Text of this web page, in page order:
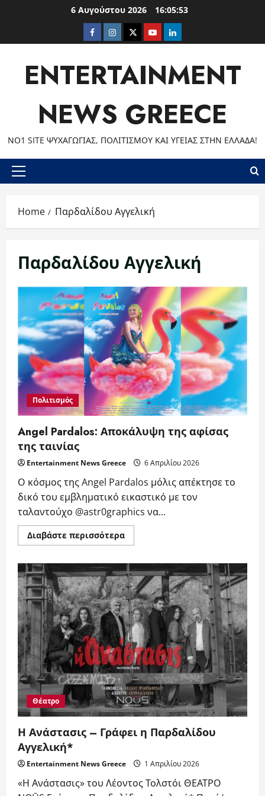
6 Αυγούστου 2026 16:05:54
Facebook
Instagram
TwitterYoutubeLinkedIn
ENTERTAINMENT
NEWS GREECE
ΝΟ1 SITE ΨΥΧΑΓΩΓΊΑΣ, ΠΟΛΙΤΙΣΜΟΎ ΚΑΙ ΥΓΕΊΑΣ ΣΤΗΝ ΕΛΛΆΔΑ!
Primary
Home Παρδαλίδου Αγγελική
Παρδαλίδου Αγγελική
Πολιτισμός
Angel Pardalos: Αποκάλυψη της αφίσας
της ταινίας
Entertainment News Greece 6 Απριλίου 2026
Ο κόσμος της Angel Pardalos μόλις απέκτησε το
δικό του εμβληματικό εικαστικό με τον
ταλαντούχο @astr0graphics να...
Διαβάστε περισσότεραRead
more
Pardalos:
Αποκάλυψη
της
αφίσας
της
ταινίας
Θέατρο
Η Ανάστασις – Γράφει η Παρδαλίδου
Αγγελική*
Entertainment News Greece 1 Απριλίου 2026
«Η Ανάστασις» του Λέοντος Τολστόι ΘΕΑΤΡΟ